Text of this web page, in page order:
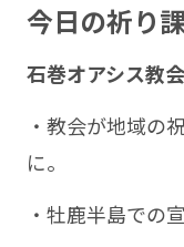
今日の祈り
石巻オアシス教
・教会が地域の
に。
・牡鹿半島での